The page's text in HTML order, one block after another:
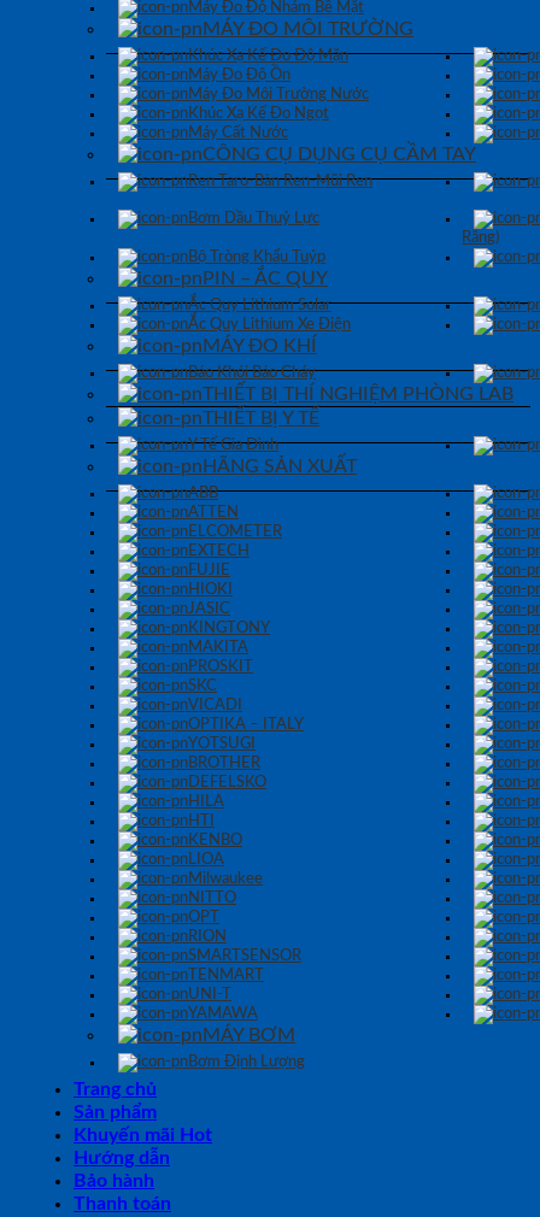
Máy Đo Độ Nhám Bề Mặt
MÁY ĐO MÔI TRƯỜNG
Khúc Xạ Kế Đo Độ Mặn
Máy Đo Độ Ồn
Máy Đo Môi Trường Nước
Khúc Xạ Kế Đo Ngọt
Máy Cất Nước
CÔNG CỤ DỤNG CỤ CẦM TAY
Ren Taro-Bàn Ren-Mũi Ren
Bơm Dầu Thuỷ Lực
Răng)
Bộ Tròng Khẩu Tuýp
PIN – ẮC QUY
Ắc Quy Lithium Solar
Ắc Quy Lithium Xe Điện
MÁY ĐO KHÍ
Báo Khói Báo Cháy
THIẾT BỊ THÍ NGHIỆM PHÒNG LAB
THIẾT BỊ Y TẾ
Y Tế Gia Đình
HÃNG SẢN XUẤT
ABB
ATTEN
ELCOMETER
EXTECH
FUJIE
HIOKI
JASIC
KINGTONY
MAKITA
PROSKIT
SKC
VICADI
OPTIKA – ITALY
YOTSUGI
BROTHER
DEFELSKO
HILA
HTI
KENBO
LIOA
Milwaukee
NITTO
OPT
RION
SMARTSENSOR
TENMART
UNI-T
YAMAWA
MÁY BƠM
Bơm Định Lượng
Trang chủ
Sản phẩm
Khuyến mãi Hot
Hướng dẫn
Bảo hành
Thanh toán